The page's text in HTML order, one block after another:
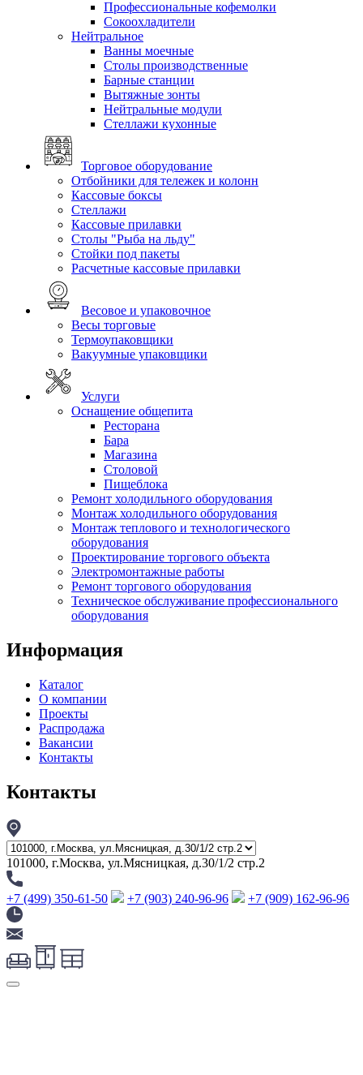
Профессиональные кофемолки
Сокоохладители
Нейтральное
Ванны моечные
Столы производственные
Барные станции
Вытяжные зонты
Нейтральные модули
Стеллажи кухонные
Торговое оборудование
Отбойники для тележек и колонн
Кассовые боксы
Стеллажи
Кассовые прилавки
Столы "Рыба на льду"
Стойки под пакеты
Расчетные кассовые прилавки
Весовое и упаковочное
Весы торговые
Термоупаковщики
Вакуумные упаковщики
Услуги
Оснащение общепита
Ресторана
Бара
Магазина
Столовой
Пищеблока
Ремонт холодильного оборудования
Монтаж холодильного оборудования
Монтаж теплового и технологического
оборудования
Проектирование торгового объекта
Электромонтажные работы
Ремонт торгового оборудования
Техническое обслуживание профессионального
оборудования
Информация
Каталог
О компании
Проекты
Распродажа
Вакансии
Контакты
Контакты
101000, г.Москва, ул.Мясницкая, д.30/1/2 стр.2
+7 (499) 350-61-50 +7 (903) 240-96-96 +7 (909) 162-96-96